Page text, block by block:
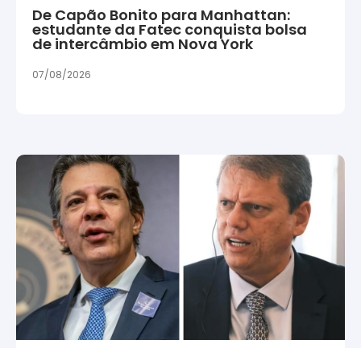
De Capão Bonito para Manhattan:
estudante da Fatec conquista bolsa
de intercâmbio em Nova York
07/08/2026